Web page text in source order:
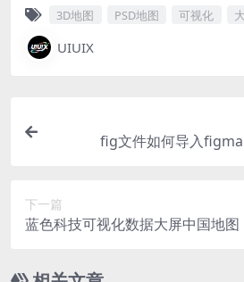
3D地图 PSD地图 可视化
UIUIX
fig文件如何导入
下一篇
蓝色科技可视化数据大屏中国地图